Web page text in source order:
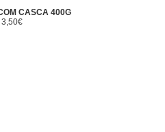
CASCA 400G
3,50€